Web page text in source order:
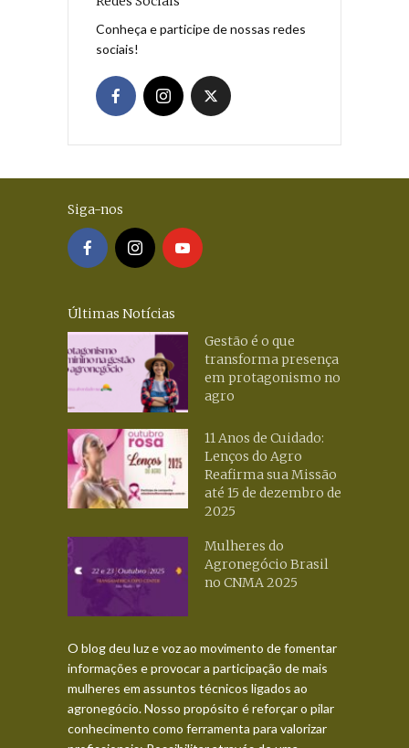
Conheça e participe de nossas redes
sociais!
Siga-nos
Últimas Notícias
Gestão é o que
transforma presença
em protagonismo no
agro
11 Anos de Cuidado:
Lenços do Agro
Reafirma sua Missão
até 15 de dezembro de
2025
Mulheres do
Agronegócio Brasil
no CNMA 2025
O blog deu luz e voz ao movimento de fomentar
informações e provocar a participação de mais
mulheres em assuntos técnicos ligados ao
agronegócio. Nosso propósito é reforçar o pilar
conhecimento como ferramenta para valorizar